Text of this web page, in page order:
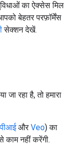
का ऐक्सेस मिल
बेहतर परफ़ॉर्मेंस
सेक्शन देखें.
जा रहा है, तो हमारा
और Veo) का
काम नहीं करेंगी.